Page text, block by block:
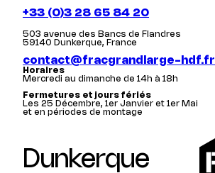
+33 (0)3 28 65 84 20
503 avenue des Bancs de Flandres
59140 Dunkerque, France
contact@fracgrandlarge-hdf.fr
Horaires
Mercredi au dimanche de 14h à 18h
Fermetures et jours fériés
Les 25 Décembre, 1er Janvier et 1er Mai
et en périodes de montage
Dunkerque